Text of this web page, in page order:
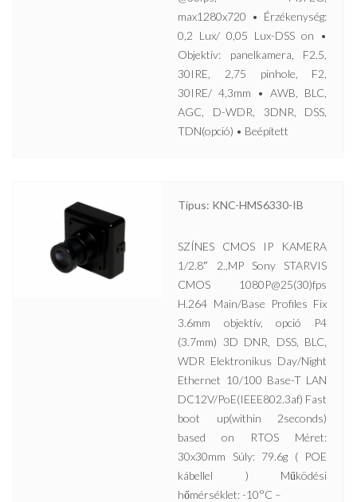
max1280x720 • Érzékenység:
0,2 Lux/ 0,05 Lux-DSS on •
Objektív: panelkamera, F2.5,
30IRE, 2,75 pinhole, F2,
30IRE/ 4,3mm • AWB, BLC,
AGC, D-WDR, 3DNR, DSS,
TDN(opció) • Beépített
Típus: KNC-HMS6330-IB
SZÍNES CMOS IP KAMERA
1/2.8″ 2.,MP Sony STARVIS
CMOS 1080P@25(30)fps
H.264 Main/Base Profiles Fix
3.6mm objektív, opció P4
(3.7mm) 3D DNR, DSS, BLC,
WDR Elektronikus Day/Night
Ethernet 10/100 Base-T LAN
DC12V/PoE(IEEE802.3af) Fast
boot up(within 2seconds)
based on RTOS Méret:
30x30mm Súly: 79.6g ( POE
kábellel ) Működési
hőmérséklet: -10°C –